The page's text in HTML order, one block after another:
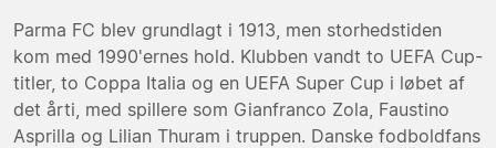
Parma FC blev grundlagt i 1913, men storhedstiden
kom med 1990'ernes hold. Klubben vandt to UEFA Cup-
titler, to Coppa Italia og en UEFA Super Cup i løbet af
det årti, med spillere som Gianfranco Zola, Faustino
Asprilla og Lilian Thuram i truppen. Danske fodboldfans